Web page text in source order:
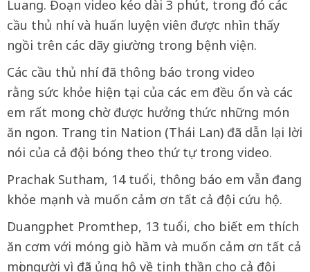
Luang. Đoạn video kéo dài 3 phút, trong đó các
cầu thủ nhí và huấn luyện viên được nhìn thấy
ngồi trên các dãy giường trong bệnh viện.
Các cầu thủ nhí đã thông báo trong video
rằng sức khỏe hiện tại của các em đều ổn và các
em rất mong chờ được hưởng thức những món
ăn ngon. Trang tin Nation (Thái Lan) đã dẫn lại lời
nói của cả đội bóng theo thứ tự trong video.
Prachak Sutham, 14 tuổi, thông báo em vẫn đang
khỏe mạnh và muốn cảm ơn tất cả đội cứu hộ.
Duangphet Promthep, 13 tuổi, cho biết em thích
ăn cơm với móng giò hầm và muốn cảm ơn tất cả
mọi người vì đã ủng hộ về tinh thần cho cả đội